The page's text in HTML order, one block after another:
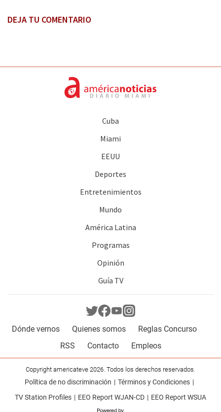
DEJA TU COMENTARIO
Cuba
Miami
EEUU
Deportes
Entretenimientos
Mundo
América Latina
Programas
Opinión
Guía TV
Dónde vernos Quienes somos
Reglas Concurso
RSS
Contacto Empleos
Copyright americateve 2026. Todos los derechos reservados.
Política de no discriminación
Términos y Condiciones
TV Station Profiles
EEO Report WJAN-CD EEO Report WSUA